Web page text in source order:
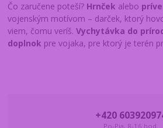
Čo zaručene poteší? Hrnček alebo
vojenským motívom – darček, ktorý
viem, čomu veríš.Vychytávka do
doplnok pre vojaka, pre ktorý je terén
+420
Po-Pia, 8-16 hod.